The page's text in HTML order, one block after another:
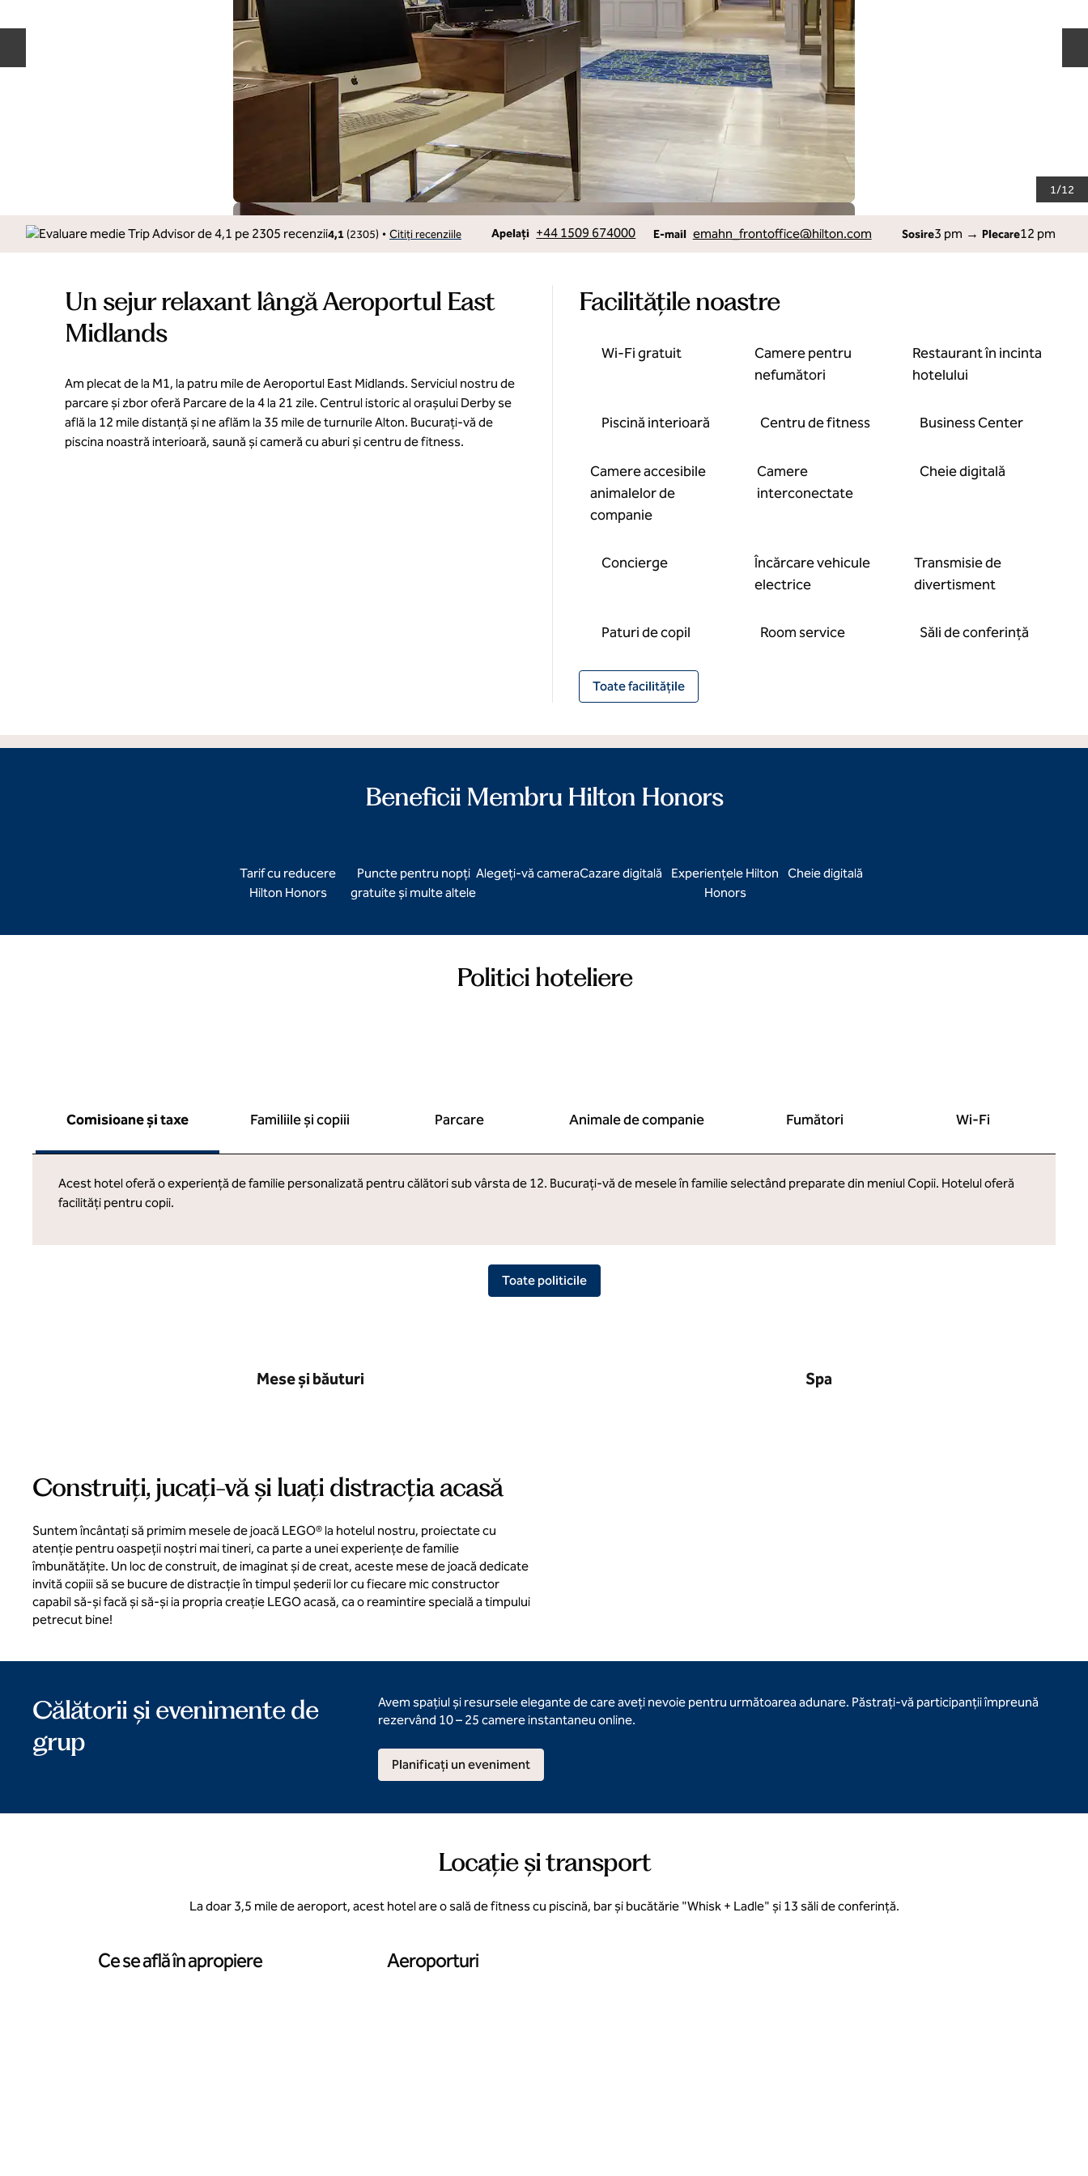
1/12
4,1 (2305) • Citiți recenziile Apelați
Apelare +44 1509 674000 E-mail
Email emahn_frontoffice@hilton.com Sosire3 pm → Plecare12 pm
Un sejur relaxant lângă Aeroportul East
Midlands
Am plecat de la M1, la patru mile de Aeroportul East Midlands. Serviciul nostru de
parcare și zbor oferă Parcare de la 4 la 21 zile. Centrul istoric al orașului Derby se
află la 12 mile distanță și ne aflăm la 35 mile de turnurile Alton. Bucurați-vă de
piscina noastră interioară, saună și cameră cu aburi și centru de fitness.
Facilităţile noastre
Wi-Fi gratuit
Camere pentru
nefumători
Restaurant în incinta
hotelului
Piscină interioară Centru de fitness Business Center
Camere accesibile
animalelor de
companie
Camere
interconectate
Cheie digitală
Concierge
Încărcare vehicule
electrice
Transmisie de
divertisment
Paturi de copil Room service Săli de conferință
Toate facilitățile
Beneficii Membru Hilton Honors
Tarif cu reducere
Hilton Honors
Puncte pentru nopți
gratuite și multe altele
Alegeți-vă cameraCazare digitală
Experiențele Hilton
Honors
Cheie digitală
Politici hoteliere
Comisioane și taxe Familiile și copiii Parcare Animale de companie Fumători Wi-Fi
Acest hotel oferă o experiență de familie personalizată pentru călători sub vârsta de 12. Bucurați-vă de mesele în familie selectând preparate din meniul Copii. Hotelul oferă
facilități pentru copii.
Toate politicile
Mese și băuturi Spa
Construiți, jucați-vă și luați distracția acasă
Suntem încântați să primim mesele de joacă LEGO® la hotelul nostru, proiectate cu
atenție pentru oaspeții noștri mai tineri, ca parte a unei experiențe de familie
îmbunătățite. Un loc de construit, de imaginat și de creat, aceste mese de joacă dedicate
invită copiii să se bucure de distracție în timpul șederii lor cu fiecare mic constructor
capabil să-și facă și să-și ia propria creație LEGO acasă, ca o reamintire specială a timpului
petrecut bine!
Călătorii și evenimente de
grup
Avem spațiul și resursele elegante de care aveți nevoie pentru următoarea adunare. Păstrați-vă participanții împreună
rezervând 10 – 25 camere instantaneu online.
Planificați un eveniment
Locație și transport
La doar 3,5 mile de aeroport, acest hotel are o sală de fitness cu piscină, bar și bucătărie "Whisk + Ladle" și 13 săli de conferință.
Ce se află în apropiere Aeroporturi